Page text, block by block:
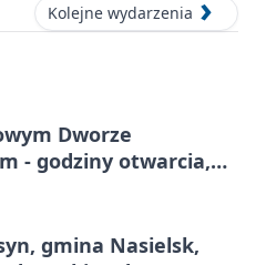
Kolejne wydarzenia
Dworze
- godziny otwarcia,
gmina Nasielsk,